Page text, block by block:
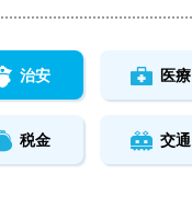
治安 医療
税金 交通